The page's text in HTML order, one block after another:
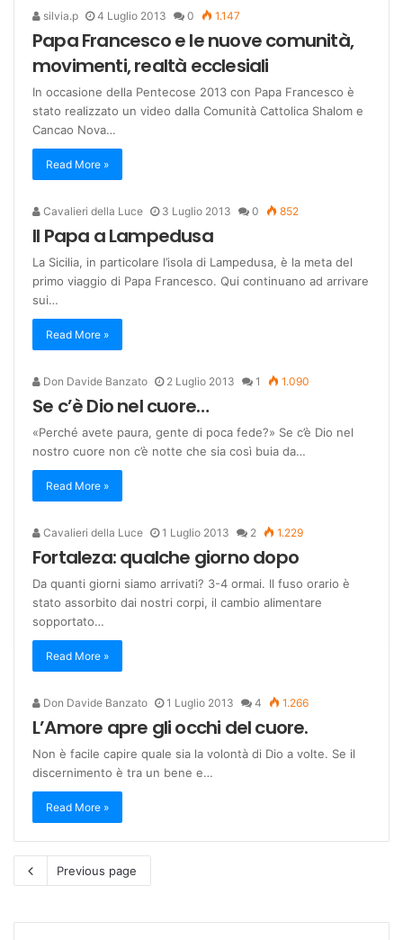
silvia.p 4 Luglio 2013 0 1.147
Papa Francesco e le nuove comunità,
movimenti, realtà ecclesiali
In occasione della Pentecose 2013 con Papa Francesco è
stato realizzato un video dalla Comunità Cattolica Shalom e
Cancao Nova…
Read More »
Cavalieri della Luce 3 Luglio 2013 0 852
Il Papa a Lampedusa
La Sicilia, in particolare l’isola di Lampedusa, è la meta del
primo viaggio di Papa Francesco. Qui continuano ad arrivare
sui…
Read More »
Don Davide Banzato 2 Luglio 2013 1 1.090
Se c’è Dio nel cuore…
«Perché avete paura, gente di poca fede?» Se c’è Dio nel
nostro cuore non c’è notte che sia così buia da…
Read More »
Cavalieri della Luce 1 Luglio 2013 2 1.229
Fortaleza: qualche giorno dopo
Da quanti giorni siamo arrivati? 3-4 ormai. Il fuso orario è
stato assorbito dai nostri corpi, il cambio alimentare
sopportato…
Read More »
Don Davide Banzato 1 Luglio 2013 4 1.266
L’Amore apre gli occhi del cuore.
Non è facile capire quale sia la volontà di Dio a volte. Se il
discernimento è tra un bene e…
Read More »
Previous page